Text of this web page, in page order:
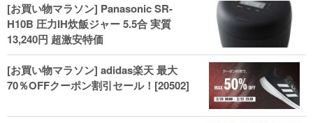
[お買い物マラソン] Panasonic SR-
H10B 圧力IH炊飯ジャー 5.5合 実質
13,240円 超激安特価
[お買い物マラソン] adidas楽天 最大
70％OFFクーポン割引セール！[20502]